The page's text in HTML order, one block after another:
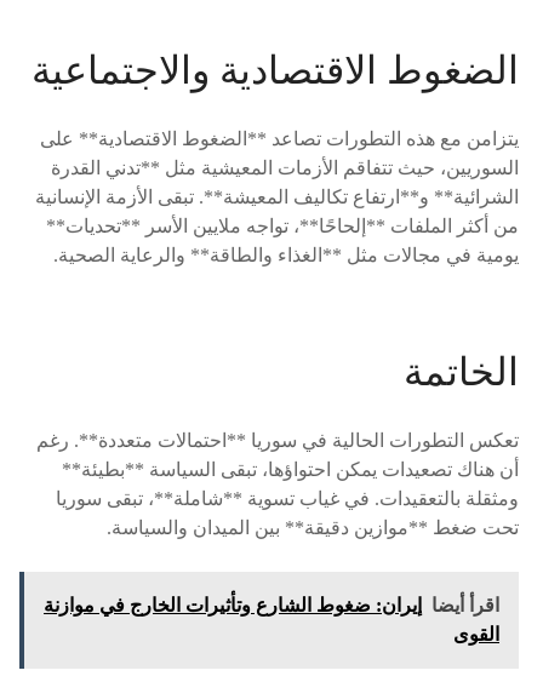
الضغوط الاقتصادية والاجتماعية
يتزامن مع هذه التطورات تصاعد **الضغوط الاقتصادية** على
السوريين، حيث تتفاقم الأزمات المعيشية مثل **تدني القدرة
الشرائية** و**ارتفاع تكاليف المعيشة**. تبقى الأزمة الإنسانية
من أكثر الملفات **إلحاحًا**، تواجه ملايين الأسر **تحديات**
يومية في مجالات مثل **الغذاء والطاقة** والرعاية الصحية.
الخاتمة
تعكس التطورات الحالية في سوريا **احتمالات متعددة**. رغم
أن هناك تصعيدات يمكن احتواؤها، تبقى السياسة **بطيئة**
ومثقلة بالتعقيدات. في غياب تسوية **شاملة**، تبقى سوريا
تحت ضغط **موازين دقيقة** بين الميدان والسياسة.
اقرأ أيضا
إيران: ضغوط الشارع وتأثيرات الخارج في موازنة
القوى